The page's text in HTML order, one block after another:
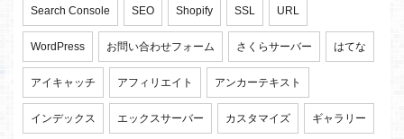
Search Console SEO Shopify SSL URL
WordPress お問い合わせフォーム さくらサーバー はてな
アイキャッチ アフィリエイト アンカーテキスト
インデックス エックスサーバー カスタマイズ ギャラリー